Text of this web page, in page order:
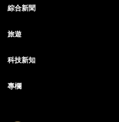
綜合新聞
旅遊
科技新知
專欄